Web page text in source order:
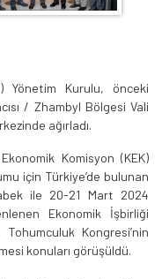
Yönetim Kurulu, önceki
/ Zhambyl Bölgesi Vali
ağırladı.
Komisyon (KEK)
için Türkiye’de bulunan
ile 20-21 Mart 2024
Ekonomik İşbirliği
Kongresi’nin
konuları görüşüldü.